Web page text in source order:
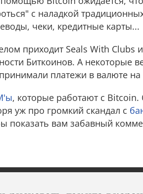
с наладкой
чеки, кредитные карты...
приходит Seals With Clubs и
Биткоинов. А некоторые
платежи в валюте на
, которые работают с
уж про громкий скандал с
показать вам забавный